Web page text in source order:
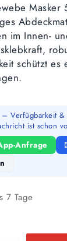
Masker
im Innen-
schützt es
– Verfügbarkeit
ist schon
Anfrage
7 Tage